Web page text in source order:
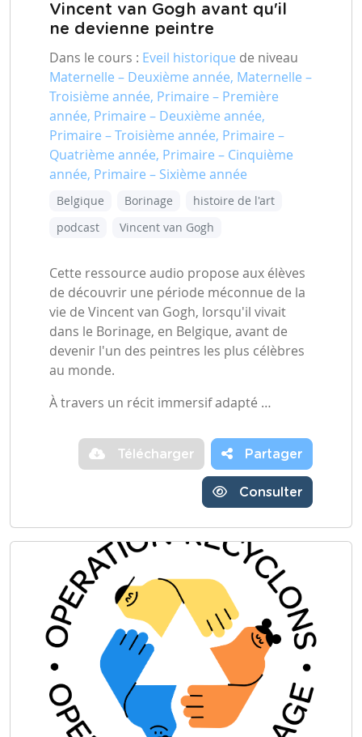
Vincent van Gogh avant qu'il
ne devienne peintre
Dans le cours : Eveil historique de niveau
Maternelle – Deuxième année, Maternelle –
Troisième année, Primaire – Première
année, Primaire – Deuxième année,
Primaire – Troisième année, Primaire –
Quatrième année, Primaire – Cinquième
année, Primaire – Sixième année
Belgique Borinage
histoire de l'art
podcast
Vincent van Gogh
Cette ressource audio propose aux élèves
de découvrir une période méconnue de la
vie de Vincent van Gogh, lorsqu'il vivait
dans le Borinage, en Belgique, avant de
devenir l'un des peintres les plus célèbres
au monde.
À travers un récit immersif adapté …
Télécharger Partager
Consulter